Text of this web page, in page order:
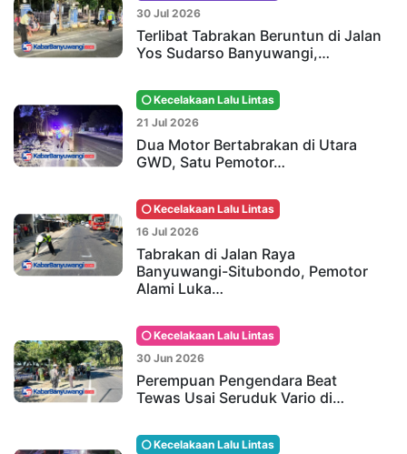
30 Jul 2026
Terlibat Tabrakan Beruntun di Jalan
Yos Sudarso Banyuwangi,…
Kecelakaan Lalu Lintas
21 Jul 2026
Dua Motor Bertabrakan di Utara
GWD, Satu Pemotor…
Kecelakaan Lalu Lintas
16 Jul 2026
Tabrakan di Jalan Raya
Banyuwangi-Situbondo, Pemotor
Alami Luka…
Kecelakaan Lalu Lintas
30 Jun 2026
Perempuan Pengendara Beat
Tewas Usai Seruduk Vario di…
Kecelakaan Lalu Lintas